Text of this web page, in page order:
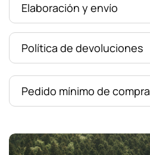
Elaboración y envío
Política de devoluciones
Pedido mínimo de compra